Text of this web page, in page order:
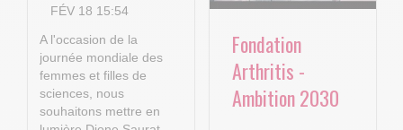
FÉV 18 15:54
A l'occasion de la
journée mondiale des
femmes et filles de
sciences, nous
souhaitons mettre en
Fondation
Arthritis -
Ambition 2030